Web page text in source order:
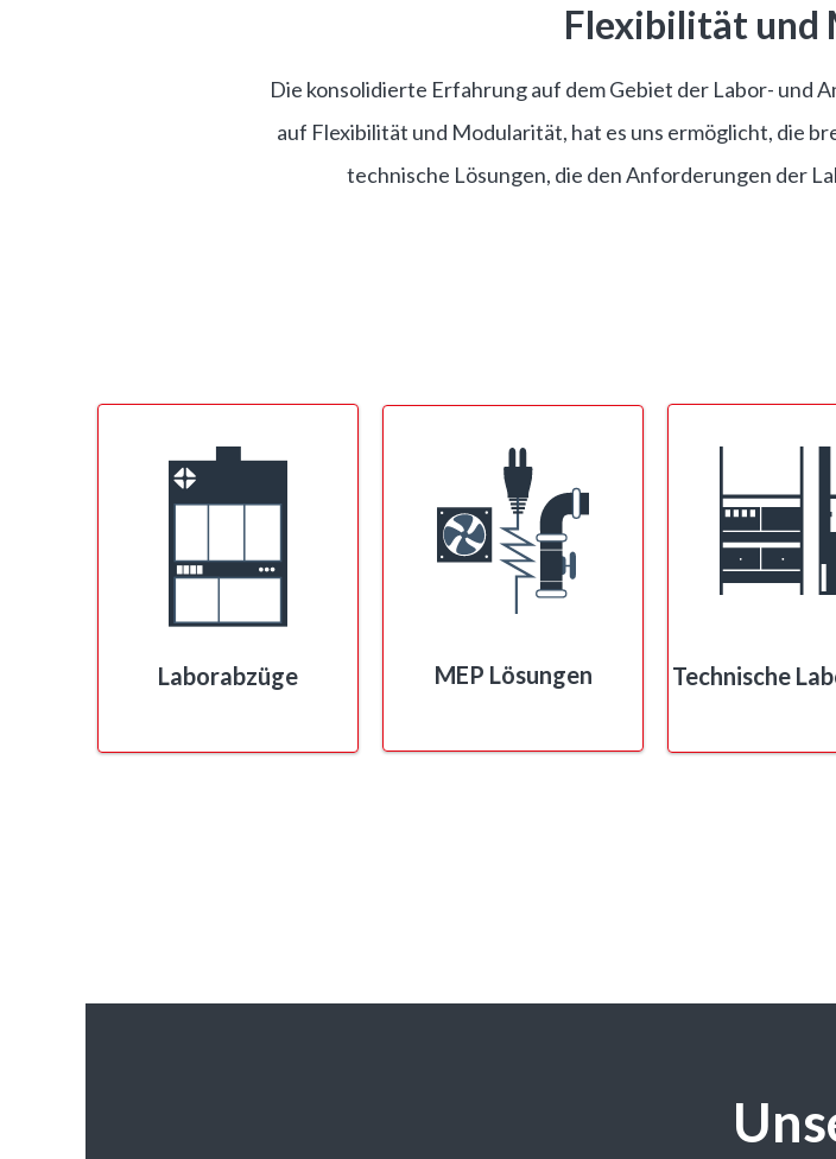
Flexibilität und
Die konsolidierte Erfahrung auf dem Gebiet der Labor- und
auf Flexibilität und Modularität, hat es uns ermöglicht, die
technische Lösungen, die den Anforderungen der
Laborabzüge MEP Lösungen Technische